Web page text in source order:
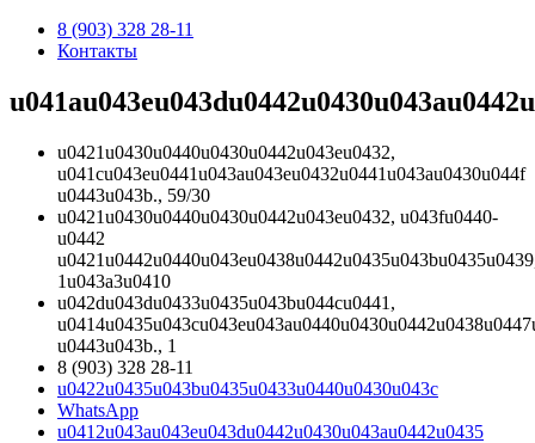
8 (903) 328 28-11
Контакты
u0421u0430u0440u0430u0442u043eu0432,
u041cu043eu0441u043au043eu0432u0441u043au0430u044f
u0443u043b., 59/30
u0421u0430u0440u0430u0442u043eu0432, u043fu0440-
u0442
1u043a3u0410
u042du043du0433u0435u043bu044cu0441,
u0443u043b., 1
8 (903) 328 28-11
u0422u0435u043bu0435u0433u0440u0430u043c
WhatsApp
u0412u043au043eu043du0442u0430u043au0442u0435